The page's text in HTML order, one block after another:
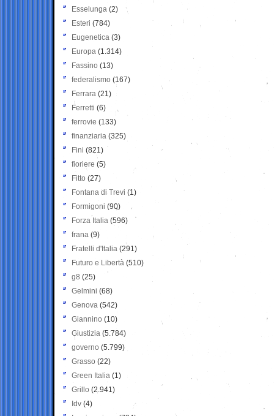
Esselunga (2)
Esteri (784)
Eugenetica (3)
Europa (1.314)
Fassino (13)
federalismo (167)
Ferrara (21)
Ferretti (6)
ferrovie (133)
finanziaria (325)
Fini (821)
fioriere (5)
Fitto (27)
Fontana di Trevi (1)
Formigoni (90)
Forza Italia (596)
frana (9)
Fratelli d'Italia (291)
Futuro e Libertà (510)
g8 (25)
Gelmini (68)
Genova (542)
Giannino (10)
Giustizia (5.784)
governo (5.799)
Grasso (22)
Green Italia (1)
Grillo (2.941)
Idv (4)